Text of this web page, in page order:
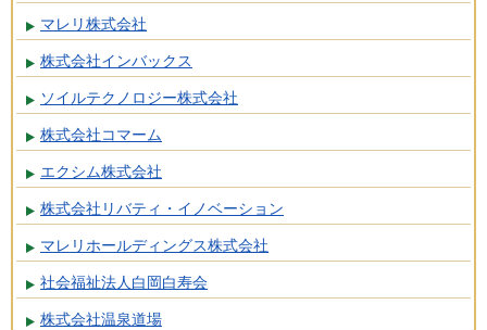
マレリ株式会社
株式会社インバックス
ソイルテクノロジー株式会社
株式会社コマーム
エクシム株式会社
株式会社リバティ・イノベーション
マレリホールディングス株式会社
社会福祉法人白岡白寿会
株式会社温泉道場